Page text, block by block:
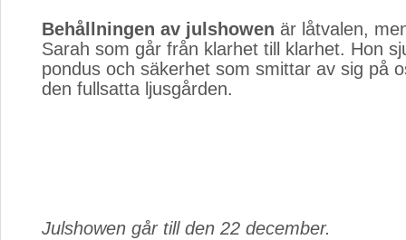
Behållningen av julshowen är låtvalen,
Sarah som går från klarhet till klarhet. Hon
pondus och säkerhet som smittar av sig på
den fullsatta ljusgården.
Julshowen går till den 22 december.